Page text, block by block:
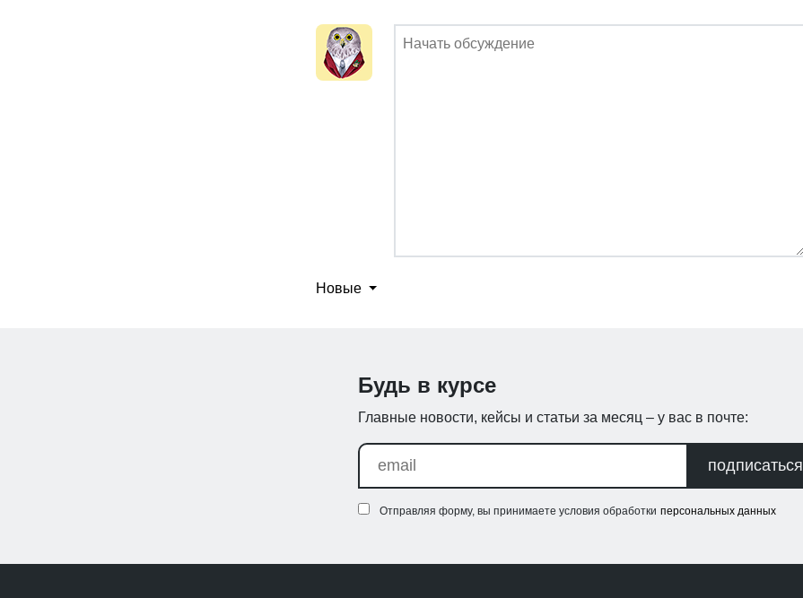
Новые
Будь в курсе
Главные новости, кейсы и статьи за месяц – у вас в почте:
подписаться
Отправляя форму, вы принимаете условия обработки персональных данных